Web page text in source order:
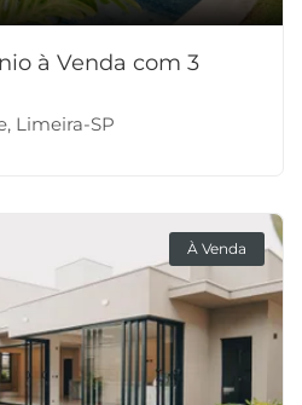
à Venda com 3
Limeira-SP
À Venda